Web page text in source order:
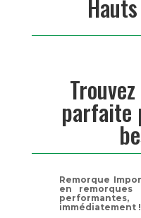
parfaite
Remorque
en remorques
immédiatement !